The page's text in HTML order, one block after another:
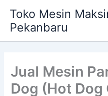
content
Toko Mesin
Pekanbaru
Jual Mesin
Dog (Hot Dog